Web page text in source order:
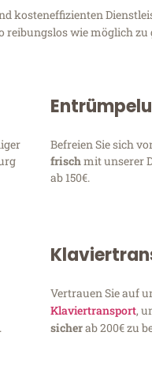
kosteneffizienten
reibungslos wie möglich zu
Befreien Sie sich
frischmit unserer
ab 150€.
Vertrauen Sie auf
Klaviertransport,
sicherab 200€ zu